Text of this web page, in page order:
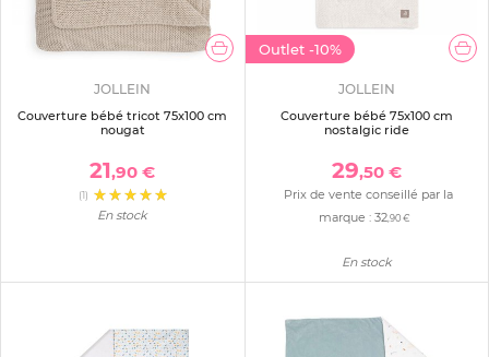
JOLLEIN
Couverture bébé tricot 75x100 cm
nougat
21,90 €
(1)
En stock
Outlet -10%
JOLLEIN
Couverture bébé 75x100 cm
nostalgic ride
29,50 €
Prix de vente conseillé par la
marque : 32,90 €
En stock